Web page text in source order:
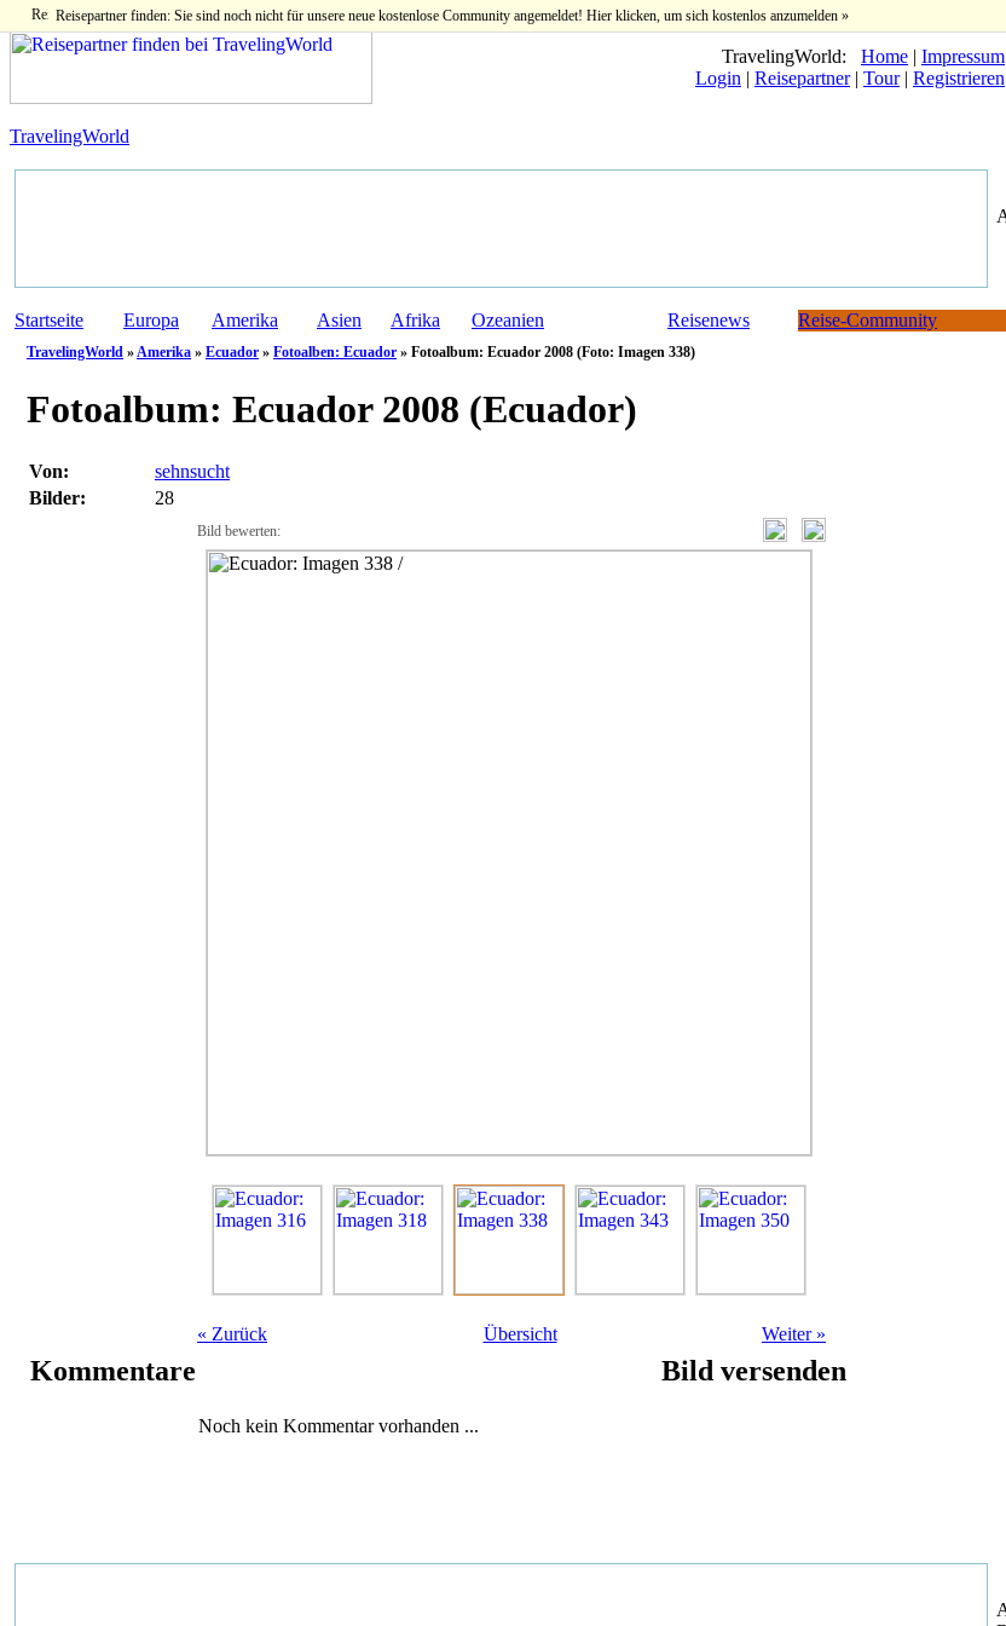
Reisepartner finden: Sie sind noch nicht für unsere neue kostenlose Community angemeldet! Hier klicken, um sich kostenlos anzumelden »
TravelingWorld: Home | Impressum
Login | Reisepartner| Tour| Registrieren
TravelingWorld
Startseite Europa Amerika Asien Afrika Ozeanien Reisenews Reise-Community
TravelingWorld »Amerika » Ecuador » Fotoalben: Ecuador » Fotoalbum: Ecuador 2008 (Foto: Imagen 338)
Fotoalbum: Ecuador 2008 (Ecuador)
Von:
sehnsucht
Bilder:
28
Bild bewerten:
« Zurück Übersicht Weiter »
Kommentare
Noch kein Kommentar vorhanden ...
Bild versenden